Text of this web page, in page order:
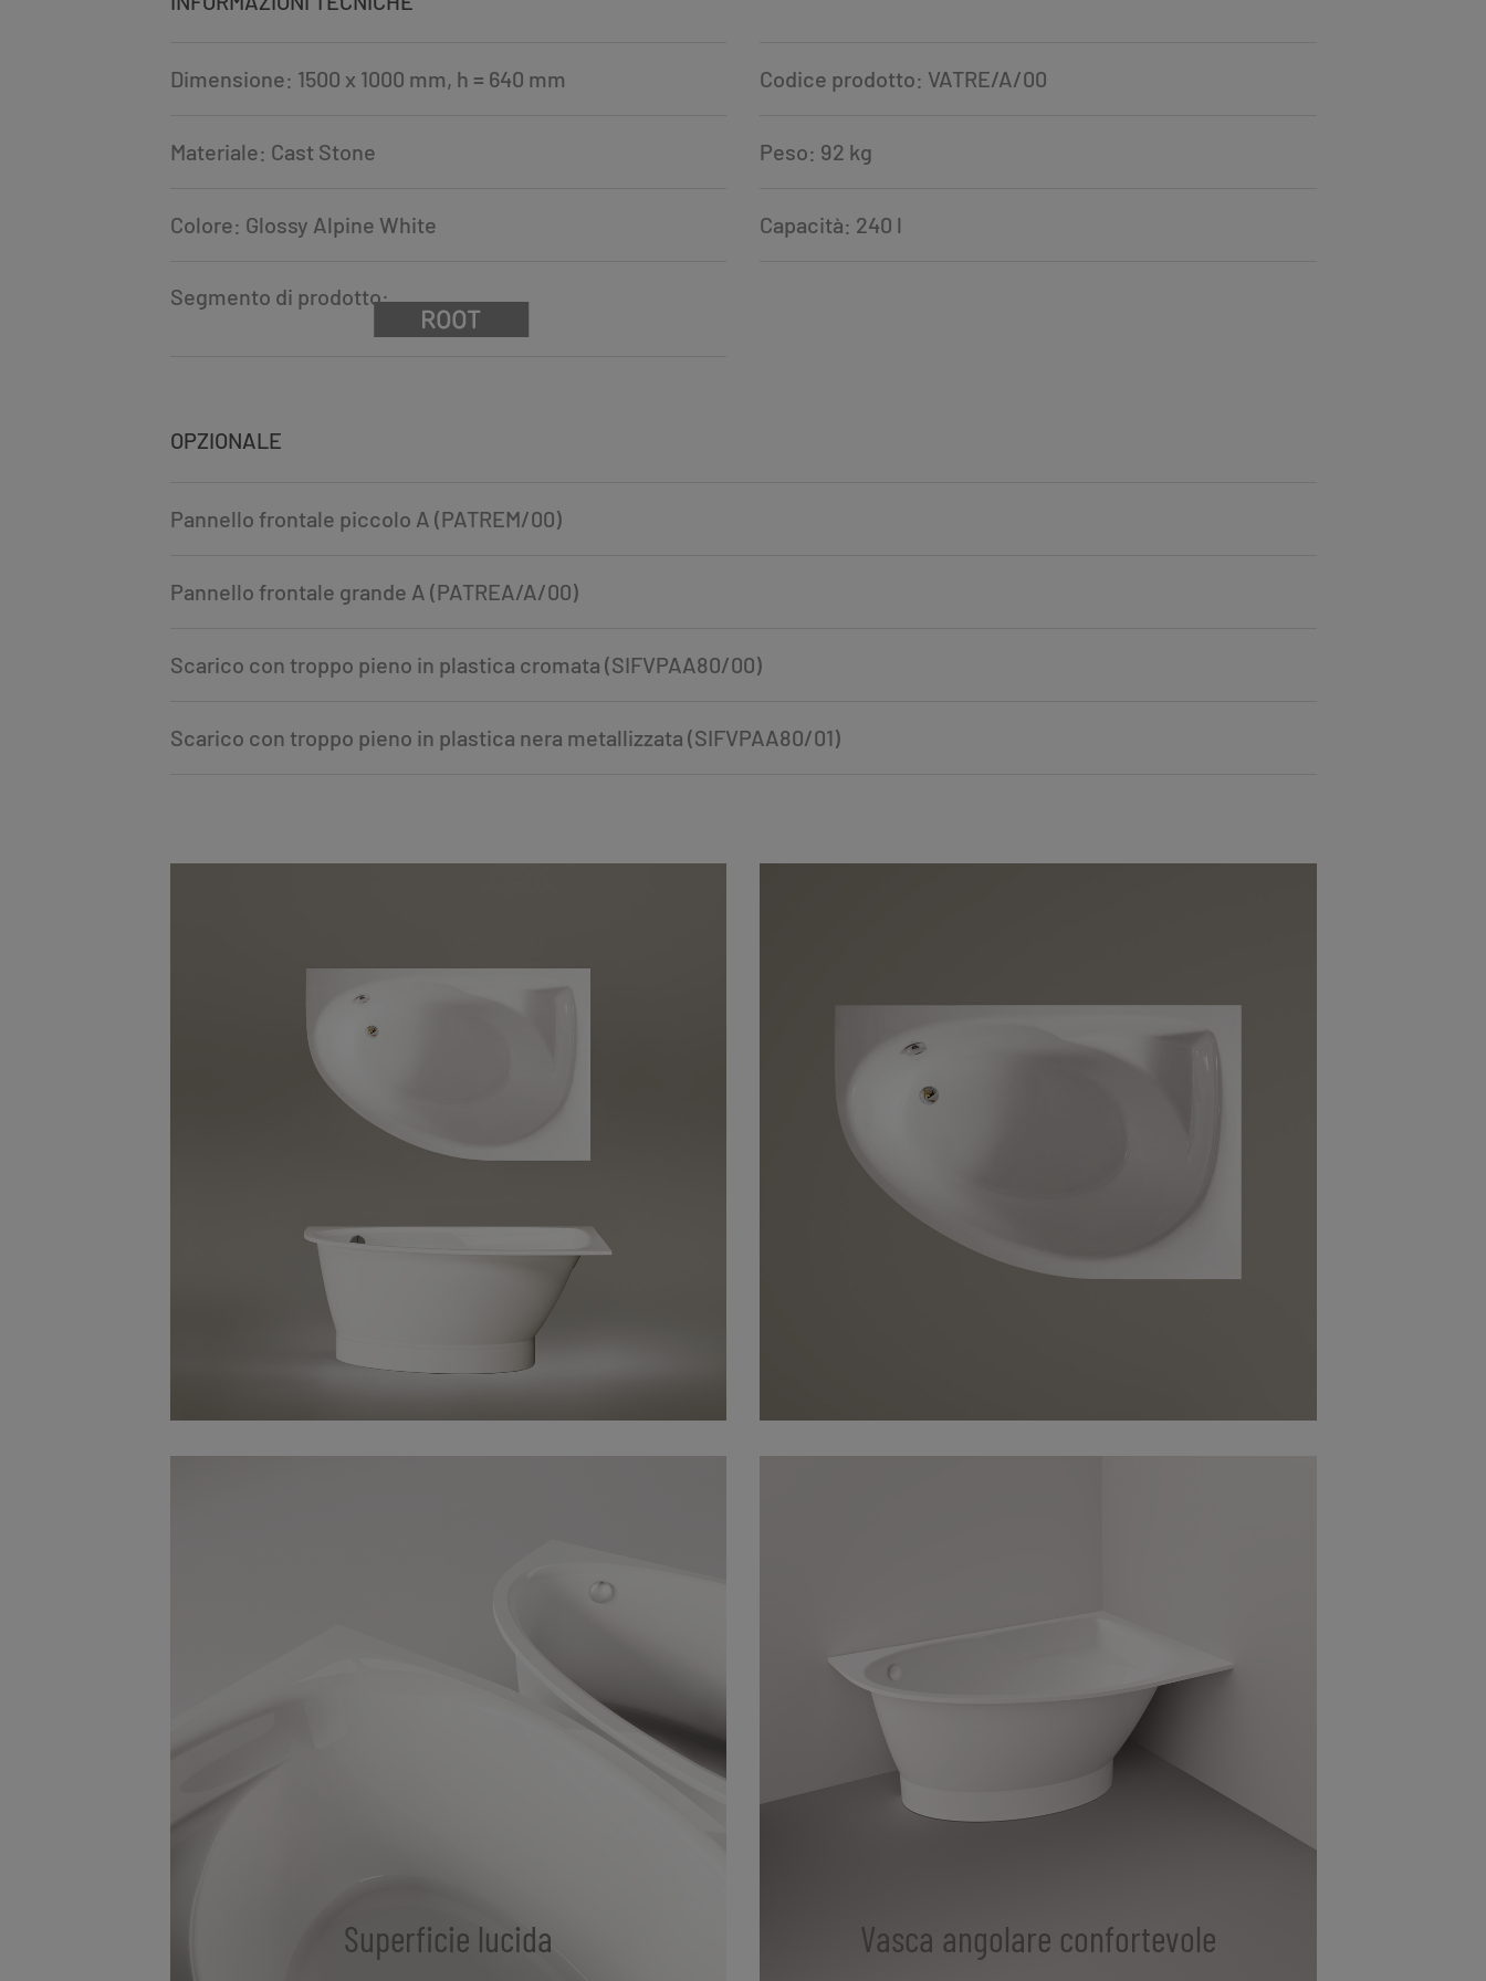
Dimensione: 1500 x 1000 mm, h = 640 mm Codice prodotto: VATRE/A/00
Materiale: Cast Stone Peso: 92 kg
Colore: Glossy Alpine White Capacità: 240 l
Segmento di prodotto:
OPZIONALE
Pannello frontale piccolo A (PATREM/00)
Pannello frontale grande A (PATREA/A/00)
Scarico con troppo pieno in plastica cromata (SIFVPAA80/00)
Scarico con troppo pieno in plastica nera metallizzata (SIFVPAA80/01)
Superficie lucida Vasca angolare confortevole